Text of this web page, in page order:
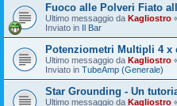
Fuoco alle Polveri Fiato
Ultimo messaggio da Kagliostro
Inviato in Il Bar
Potenziometri Multipli 4 x
Ultimo messaggio da Kagliostro
Inviato in TubeAmp (Generale)
Star Grounding - Un
Ultimo messaggio da Kagliostro